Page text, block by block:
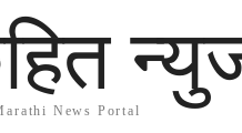
News Portal